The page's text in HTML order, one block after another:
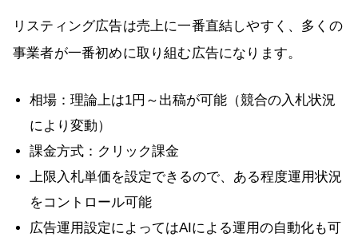
リスティング広告は売上に一番直結しやすく、多くの
事業者が一番初めに取り組む広告になります。
相場：理論上は1円～出稿が可能（競合の入札状況
により変動）
課金方式：クリック課金
上限入札単価を設定できるので、ある程度運用状況
をコントロール可能
広告運用設定によってはAIによる運用の自動化も可